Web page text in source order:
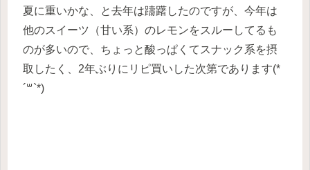
夏に重いかな、と去年は躊躇したのですが、今年は
他のスイーツ（甘い系）のレモンをスルーしてるも
のが多いので、ちょっと酸っぱくてスナック系を摂
取したく、2年ぶりにリピ買いした次第であります(*
´꒳`*)